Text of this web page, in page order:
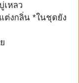
หลว
ลิ่น *ในชุดยัง